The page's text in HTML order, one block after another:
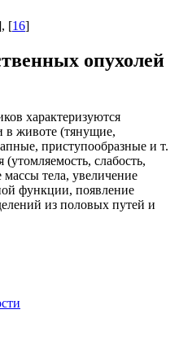
[16]
опухолей
характеризуются
в животе (тянущие,
приступообразные и т.
слабость,
массы тела, увеличение
функции, появление
из половых путей и